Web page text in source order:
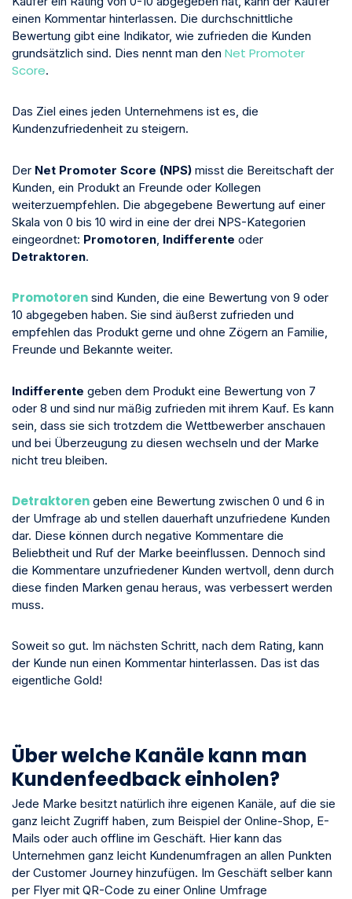
einen Kommentar hinterlassen. Die durchschnittliche
Bewertung gibt eine Indikator, wie zufrieden die Kunden
grundsätzlich sind. Dies nennt man den Net Promoter
Score.
Das Ziel eines jeden Unternehmens ist es, die
Kundenzufriedenheit zu steigern.
Der Net Promoter Score (NPS) misst die Bereitschaft der
Kunden, ein Produkt an Freunde oder Kollegen
weiterzuempfehlen. Die abgegebene Bewertung auf einer
Skala von 0 bis 10 wird in eine der drei NPS-Kategorien
eingeordnet: Promotoren Indifferente oder
Detraktoren.
Promotoren sind Kunden, die eine Bewertung von 9 oder
10 abgegeben haben. Sie sind äußerst zufrieden und
empfehlen das Produkt gerne und ohne Zögern an Familie,
Freunde und Bekannte weiter.
Indifferente geben dem Produkt eine Bewertung von 7
oder 8 und sind nur mäßig zufrieden mit ihrem Kauf. Es kann
sein, dass sie sich trotzdem die Wettbewerber anschauen
und bei Überzeugung zu diesen wechseln und der Marke
nicht treu bleiben.
Detraktoren geben eine Bewertung zwischen 0 und 6 in
der Umfrage ab und stellen dauerhaft unzufriedene Kunden
dar. Diese können durch negative Kommentare die
Beliebtheit und Ruf der Marke beeinflussen. Dennoch sind
die Kommentare unzufriedener Kunden wertvoll, denn durch
diese finden Marken genau heraus, was verbessert werden
muss.
Soweit so gut. Im nächsten Schritt, nach dem Rating, kann
der Kunde nun einen Kommentar hinterlassen. Das ist das
eigentliche Gold!
Über welche Kanäle kann man
Kundenfeedback einholen?
Jede Marke besitzt natürlich ihre eigenen Kanäle, auf die sie
ganz leicht Zugriff haben, zum Beispiel der Online-Shop, E-
Mails oder auch offline im Geschäft. Hier kann das
Unternehmen ganz leicht Kundenumfragen an allen Punkten
der Customer Journey hinzufügen. Im Geschäft selber kann
per Flyer mit QR-Code zu einer Online Umfrage